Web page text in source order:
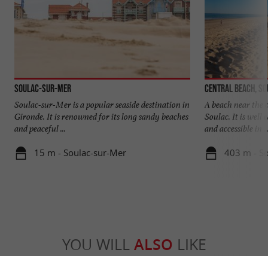
Soulac-sur-Mer
Soulac-sur-Mer is a popular seaside destination in
Gironde. It is renowned for its long sandy beaches
and peaceful ...
15 m - Soulac-sur-Mer
Central beach,
A beach near the
Soulac. It is well
and accessible in
403 m -
YOU WILL ALSO LIKE